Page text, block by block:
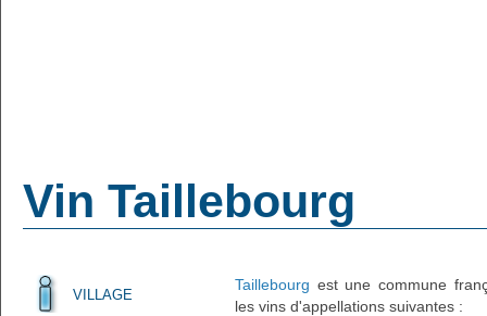
Vin Taillebourg
VILLAGE
Taillebourg est une commune
les vins d'appellations suivantes :